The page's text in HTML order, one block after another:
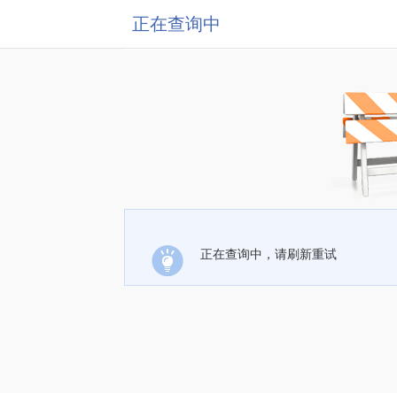
正在查询中
正在查询中，请刷新重试